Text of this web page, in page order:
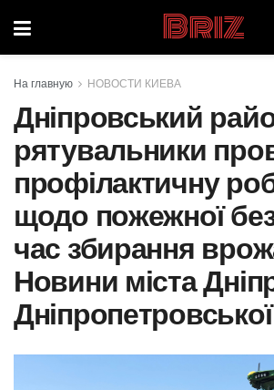
Briz
На главную НОВОСТИ КИЕВА
Дніпровський
рятувальники
профілактичну
щодо пожежної
час збирання
Новини міста